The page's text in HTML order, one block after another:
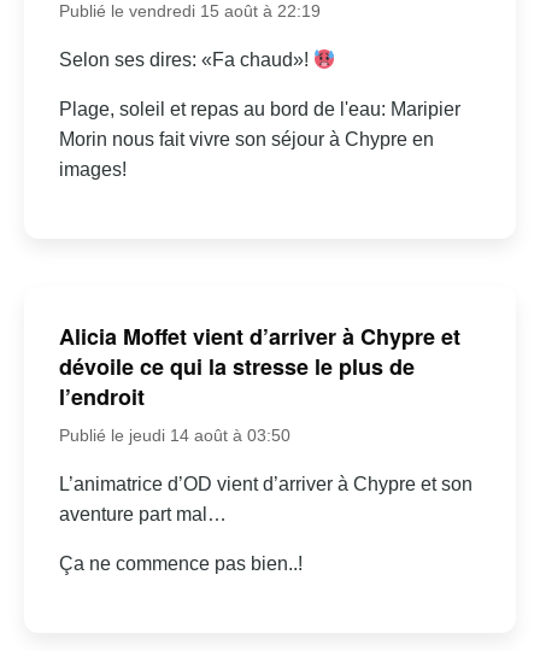
Publié le vendredi 15 août à 22:19
Selon ses dires: «Fa chaud»!
Plage, soleil et repas au bord de l'eau: Maripier
Morin nous fait vivre son séjour à Chypre en
images!
Alicia Moffet vient d’arriver à Chypre et
dévoile ce qui la stresse le plus de
l’endroit
Publié le jeudi 14 août à 03:50
L’animatrice d’OD vient d’arriver à Chypre et son
aventure part mal…
Ça ne commence pas bien..!